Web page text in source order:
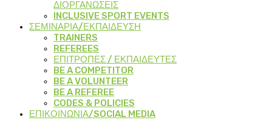
ΔΙΟΡΓΑΝΩΣΕΙΣ
INCLUSIVE SPORT EVENTS
ΣΕΜΙΝΑΡΙΑ/ΕΚΠΑΙΔΕΥΣΗ
TRAINERS
REFEREES
ΕΠΙΤΡΟΠΕΣ / ΕΚΠΑΙΔΕΥΤΕΣ
BE A COMPETITOR
BE A VOLUNTEER
BE A REFEREE
CODES & POLICIES
ΕΠΙΚΟΙΝΩΝΙΑ/SOCIAL MEDIA